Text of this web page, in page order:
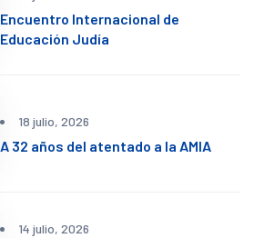
Encuentro Internacional de
Educación Judía
18 julio, 2026
A 32 años del atentado a la AMIA
14 julio, 2026